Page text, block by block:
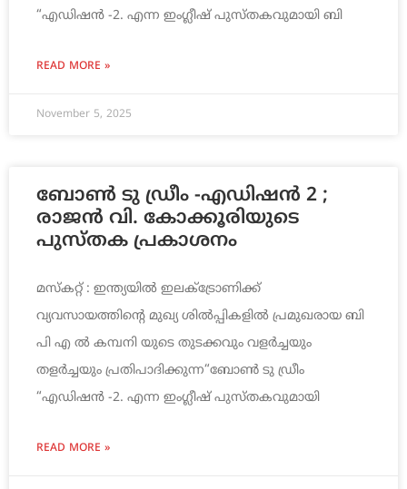
“എഡിഷൻ -2. എന്ന ഇംഗ്ലീഷ് പുസ്തകവുമായി ബി
READ MORE »
November 5, 2025
ബോൺ ടു ഡ്രീം -എഡിഷൻ 2 ;
രാജൻ വി. കോക്കൂരിയുടെ
പുസ്തക പ്രകാശനം
മസ്കറ്റ് : ഇന്ത്യയിൽ ഇലക്ട്രോണിക്ക്
വ്യവസായത്തിന്റെ മുഖ്യ ശിൽപ്പികളിൽ പ്രമുഖരായ ബി
പി എ ൽ കമ്പനി യുടെ തുടക്കവും വളർച്ചയും
തളർച്ചയും പ്രതിപാദിക്കുന്ന“ബോൺ ടു ഡ്രീം
“എഡിഷൻ -2. എന്ന ഇംഗ്ലീഷ് പുസ്തകവുമായി
READ MORE »